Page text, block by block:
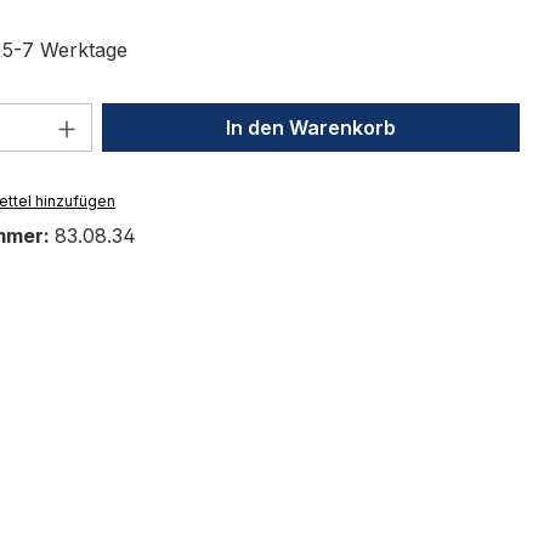
7 Werktage
Anzahl: Gib den gewünschten Wert
In den Warenkorb
hinzufügen
83.08.34